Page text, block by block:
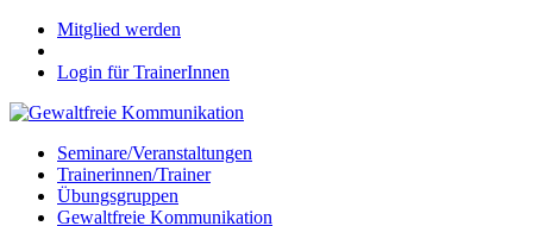
Mitglied werden
Login für TrainerInnen
Seminare/Veranstaltungen
Trainerinnen/Trainer
Übungsgruppen
Gewaltfreie Kommunikation